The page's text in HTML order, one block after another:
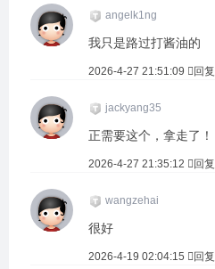
angelk1ng
我只是路过打酱油的
2026-4-27 21:51:09 回复
jackyang35
正需要这个，拿走了！
2026-4-27 21:35:12 回复
wangzehai
很好
2026-4-19 02:04:15 回复